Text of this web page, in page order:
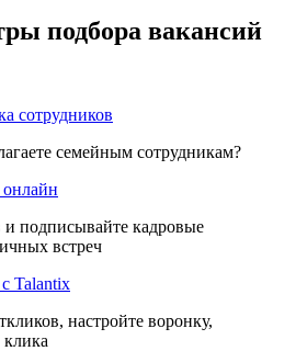
подбора вакансий
сотрудников
семейным сотрудникам?
и подписывайте кадровые
встреч
Talantix
настройте воронку,
клика